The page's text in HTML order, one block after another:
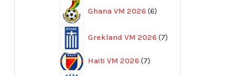
Ghana VM 2026 6
produkter
Grekland VM 2026 7
produkter
Haiti VM 2026 77